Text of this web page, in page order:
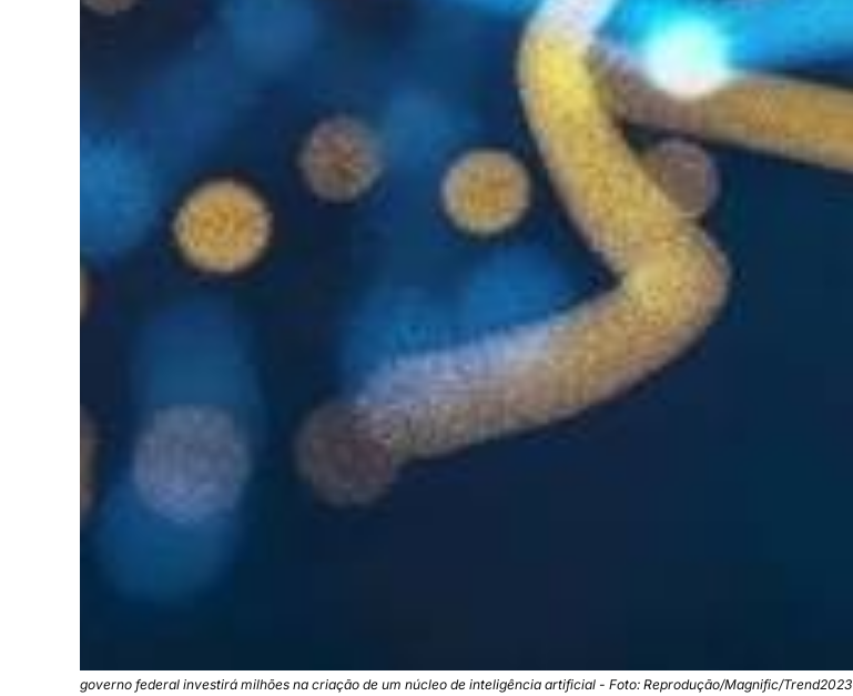
governo federal investirá milhões na criação de um núcleo de inteligência artificial - Foto: Reprodução/Magnific/Trend2023